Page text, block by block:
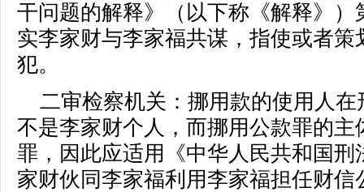
干问题的解释》（以下称《解释》
实李家财与李家福共谋，指使或者
犯。
二审检察机关：挪用款的使用人
不是李家财个人，而挪用公款罪的
罪，因此应适用《中华人民共和国
家财伙同李家福利用李家福担任财